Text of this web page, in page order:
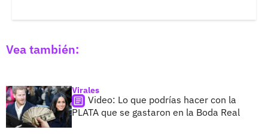
Vea también:
Virales
Video: Lo que podrías hacer con la
PLATA que se gastaron en la Boda Real